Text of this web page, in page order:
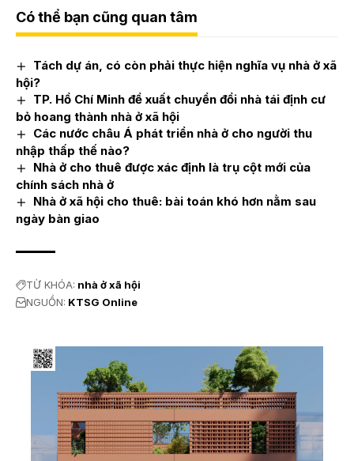
Có thể bạn cũng quan tâm
Tách dự án, có còn phải thực hiện nghĩa vụ nhà ở xã
hội?
TP. Hồ Chí Minh đề xuất chuyển đổi nhà tái định cư
bỏ hoang thành nhà ở xã hội
Các nước châu Á phát triển nhà ở cho người thu
nhập thấp thế nào?
Nhà ở cho thuê được xác định là trụ cột mới của
chính sách nhà ở
Nhà ở xã hội cho thuê: bài toán khó hơn nằm sau
ngày bàn giao
TỪ KHÓA: nhà ở xã hội
NGUỒN: KTSG Online